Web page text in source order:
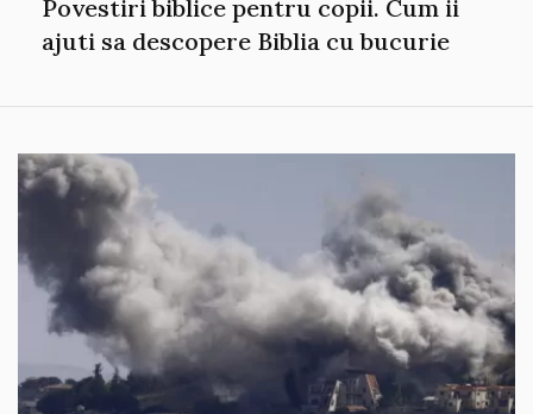
Povestiri biblice pentru copii. Cum ii
ajuti sa descopere Biblia cu bucurie